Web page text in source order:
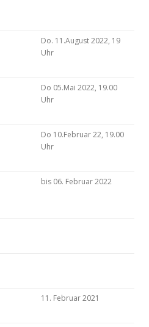
Do. 11.August 2022, 19
Uhr
Do 05.Mai 2022, 19.00
Uhr
Do 10.Februar 22, 19.00
Uhr
bis 06. Februar 2022
11. Februar 2021